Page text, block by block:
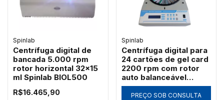
Spinlab
Centrífuga digital de
bancada 5.000 rpm
rotor horizontal 32x15
ml Spinlab BIOL500
R$16.465,90
Spinlab
Centrífuga digital para
24 cartões de gel card
2200 rpm com rotor
auto balanceável
Spinlab BMC-1000-24
PREÇO SOB CONSULTA